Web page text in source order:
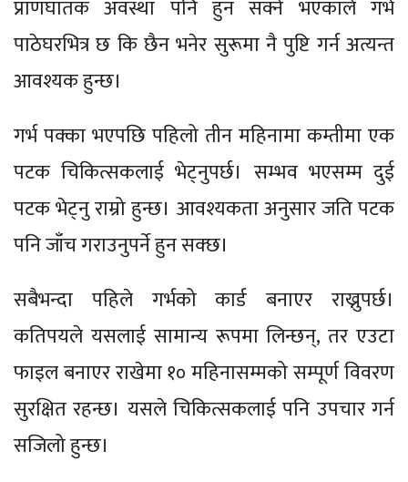
प्राणघातक अवस्था पनि हुन सक्ने भएकाले गर्भ
पाठेघरभित्र छ कि छैन भनेर सुरूमा नै पुष्टि गर्न अत्यन्त
आवश्यक हुन्छ।
गर्भ पक्का भएपछि पहिलो तीन महिनामा कम्तीमा एक
पटक चिकित्सकलाई भेट्नुपर्छ। सम्भव भएसम्म दुई
पटक भेट्नु राम्रो हुन्छ। आवश्यकता अनुसार जति पटक
पनि जाँच गराउनुपर्ने हुन सक्छ।
सबैभन्दा पहिले गर्भको कार्ड बनाएर राख्नुपर्छ।
कतिपयले यसलाई सामान्य रूपमा लिन्छन्, तर एउटा
फाइल बनाएर राखेमा १० महिनासम्मको सम्पूर्ण विवरण
सुरक्षित रहन्छ। यसले चिकित्सकलाई पनि उपचार गर्न
सजिलो हुन्छ।